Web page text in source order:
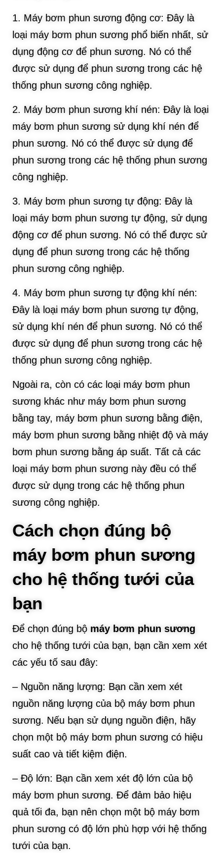
1. Máy bơm phun sương động cơ: Đây là
loại máy bơm phun sương phổ biến nhất, sử
dụng động cơ để phun sương. Nó có thể
được sử dụng để phun sương trong các hệ
thống phun sương công nghiệp.
2. Máy bơm phun sương khí nén: Đây là loại
máy bơm phun sương sử dụng khí nén để
phun sương. Nó có thể được sử dụng để
phun sương trong các hệ thống phun sương
công nghiệp.
3. Máy bơm phun sương tự động: Đây là
loại máy bơm phun sương tự động, sử dụng
động cơ để phun sương. Nó có thể được sử
dụng để phun sương trong các hệ thống
phun sương công nghiệp.
4. Máy bơm phun sương tự động khí nén:
Đây là loại máy bơm phun sương tự động,
sử dụng khí nén để phun sương. Nó có thể
được sử dụng để phun sương trong các hệ
thống phun sương công nghiệp.
Ngoài ra, còn có các loại máy bơm phun
sương khác như máy bơm phun sương
bằng tay, máy bơm phun sương bằng điện,
máy bơm phun sương bằng nhiệt độ và máy
bơm phun sương bằng áp suất. Tất cả các
loại máy bơm phun sương này đều có thể
được sử dụng trong các hệ thống phun
sương công nghiệp.
Cách chọn đúng bộ
máy bơm phun sương
cho hệ thống tưới của
bạn
Để chọn đúng bộ máy bơm phun sương
cho hệ thống tưới của bạn, bạn cần xem xét
các yếu tố sau đây:
– Nguồn năng lượng: Bạn cần xem xét
nguồn năng lượng của bộ máy bơm phun
sương. Nếu bạn sử dụng nguồn điện, hãy
chọn một bộ máy bơm phun sương có hiệu
suất cao và tiết kiệm điện.
– Độ lớn: Bạn cần xem xét độ lớn của bộ
máy bơm phun sương. Để đảm bảo hiệu
quả tối đa, bạn nên chọn một bộ máy bơm
phun sương có độ lớn phù hợp với hệ thống
tưới của bạn.